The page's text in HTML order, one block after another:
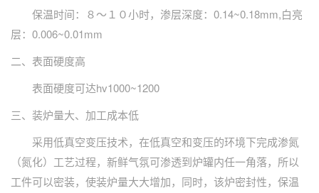
保温时间：８～１０小时，渗层深度：0.14~0.18mm,白亮
层：0.006~0.01mm
二、表面硬度高
表面硬度可达hv1000~1200
三、装炉量大、加工成本低
采用低真空变压技术，在低真空和变压的环境下完成渗氮
（氮化）工艺过程，新鲜气氛可渗透到炉罐内任一角落，所以
工件可以密装，使装炉量大大增加，同时，该炉密封性，保温